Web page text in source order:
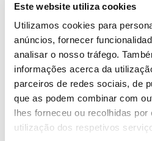
Este website utiliza cookies
Utilizamos cookies para
anúncios, fornecer
analisar o nosso tráfego.
informações acerca da
parceiros de redes sociais, de
que as podem combinar com
lhes forneceu ou recolhidas
utilização dos respetivos
Sobre o Formador
Regente de Direito Fiscal na
Universidade de Lisboa
experiência em “política
responsável pelo mestrado